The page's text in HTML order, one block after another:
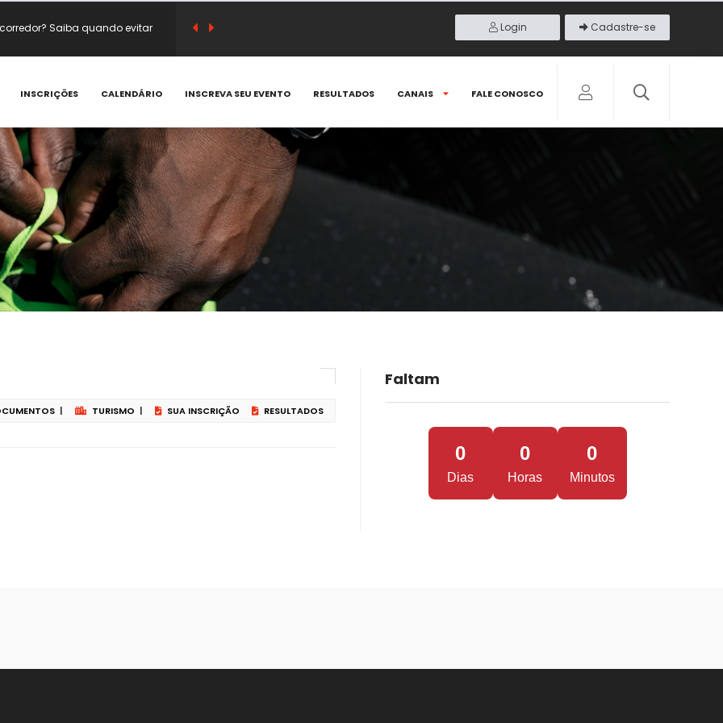
Saiba quando evitar
C e compostos
acontecem e como prevenir
Login Cadastre-se
INSCRIÇÕES CALENDÁRIO INSCREVA SEU EVENTO RESULTADOS CANAIS FALE CONOSCO
| TURISMO | SUA INSCRIÇÃO RESULTADOS
Faltam
0
Dias
0
Horas
0
Minutos